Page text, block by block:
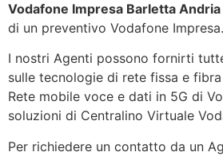
Vodafone Impresa Barletta
di un preventivo Vodafone Impresa.
I nostri Agenti possono fornirti
sulle tecnologie di rete fissa e
Rete mobile voce e dati in 5G di
soluzioni di Centralino Virtuale
Per richiedere un contatto da un